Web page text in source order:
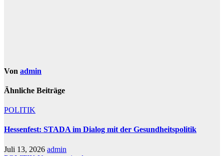
Von admin
Ähnliche Beiträge
POLITIK
Hessenfest: STADA im Dialog mit der Gesundheitspolitik
Juli 13, 2026 admin